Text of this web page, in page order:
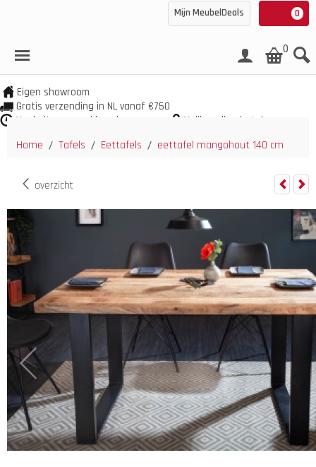
0
Mijn MeubelDeals
0
Eigen showroom
Gratis verzending in NL vanaf €750
Veel uit voorraad leverbaar
Veilig online betalen
Home / Tafels / Eettafels / eettafel mangohout 140 cm
overzicht